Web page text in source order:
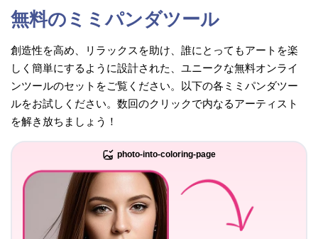
無料のミミパンダツール
創造性を高め、リラックスを助け、誰にとってもアートを楽
しく簡単にするように設計された、ユニークな無料オンライ
ンツールのセットをご覧ください。以下の各ミミパンダツー
ルをお試しください。数回のクリックで内なるアーティスト
を解き放ちましょう！
photo-into-coloring-page